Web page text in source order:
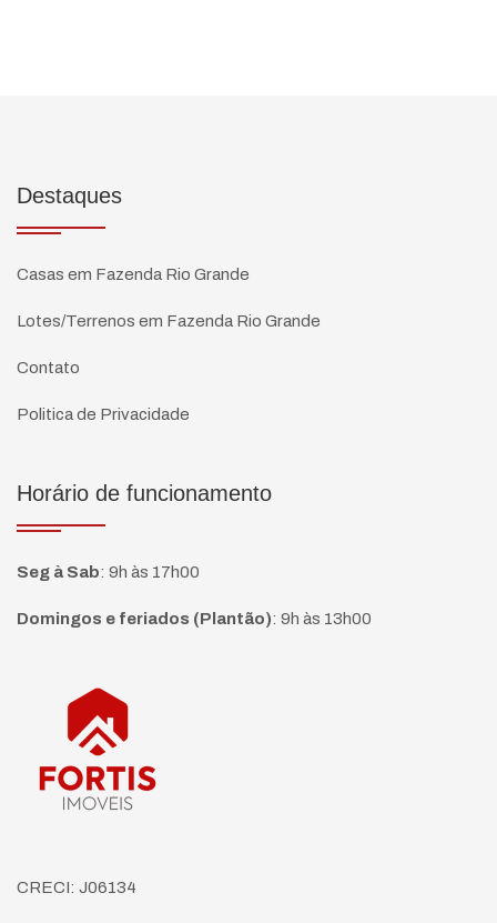
Destaques
Casas em Fazenda Rio Grande
Lotes/Terrenos em Fazenda Rio Grande
Contato
Politica de Privacidade
Horário de funcionamento
Seg à Sab: 9h às 17h00
Domingos e feriados (Plantão): 9h às 13h00
Página inicial
CRECI: J06134